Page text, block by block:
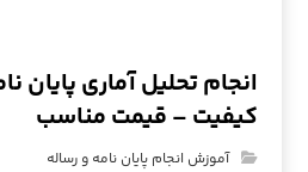
انجام تحلیل آماری پایان
کیفیت – قیمت مناسب
آموزش انجام پایان نامه و رساله